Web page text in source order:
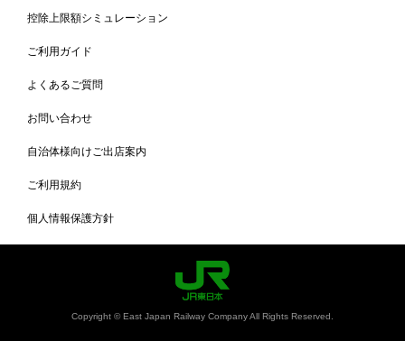
控除上限額シミュレーション
ご利用ガイド
よくあるご質問
お問い合わせ
自治体様向けご出店案内
ご利用規約
個人情報保護方針
Copyright © East Japan Railway Company All Rights Reserved.